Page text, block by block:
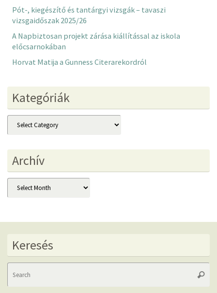
Pót-, kiegészítő és tantárgyi vizsgák – tavaszi
vizsgaidőszak 2025/26
A Napbiztosan projekt zárása kiállítással az iskola
előcsarnokában
Horvat Matija a Gunness Citerarekordról
Kategóriák
Kategóriák
Archív
Archív
Keresés